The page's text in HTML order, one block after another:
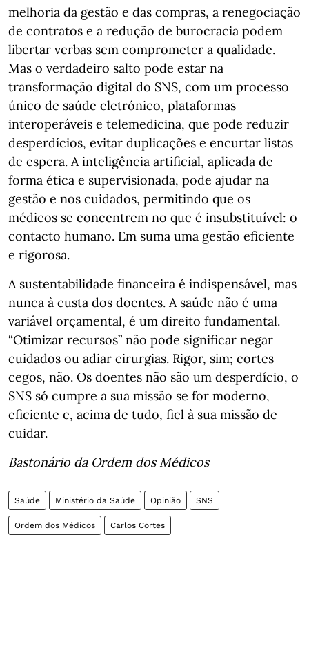
melhoria da gestão e das compras, a renegociação
de contratos e a redução de burocracia podem
libertar verbas sem comprometer a qualidade.
Mas o verdadeiro salto pode estar na
transformação digital do SNS, com um processo
único de saúde eletrónico, plataformas
interoperáveis e telemedicina, que pode reduzir
desperdícios, evitar duplicações e encurtar listas
de espera. A inteligência artificial, aplicada de
forma ética e supervisionada, pode ajudar na
gestão e nos cuidados, permitindo que os
médicos se concentrem no que é insubstituível: o
contacto humano. Em suma uma gestão eficiente
e rigorosa.
A sustentabilidade financeira é indispensável, mas
nunca à custa dos doentes. A saúde não é uma
variável orçamental, é um direito fundamental.
“Otimizar recursos” não pode significar negar
cuidados ou adiar cirurgias. Rigor, sim; cortes
cegos, não. Os doentes não são um desperdício, o
SNS só cumpre a sua missão se for moderno,
eficiente e, acima de tudo, fiel à sua missão de
cuidar.
Bastonário da Ordem dos Médicos
Saúde Ministério da Saúde Opinião SNS
Ordem dos Médicos Carlos Cortes